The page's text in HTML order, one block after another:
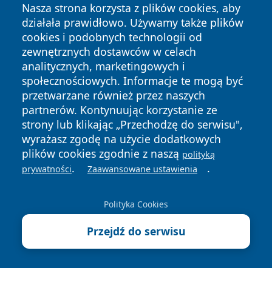
Nasza strona korzysta z plików cookies, aby
działała prawidłowo. Używamy także plików
cookies i podobnych technologii od
zewnętrznych dostawców w celach
analitycznych, marketingowych i
społecznościowych. Informacje te mogą być
przetwarzane również przez naszych
partnerów. Kontynuując korzystanie ze
strony lub klikając „Przechodzę do serwisu",
wyrażasz zgodę na użycie dodatkowych
plików cookies zgodnie z naszą polityką
prywatności. Zaawansowane ustawienia .
Polityka Cookies
Przejdź do serwisu
Copyright © 2026 echowarszawy.pl Wszystkie prawa
zastrzeżone.
News Autorzy
Polityka
Prywatności
Polityka
Cookies